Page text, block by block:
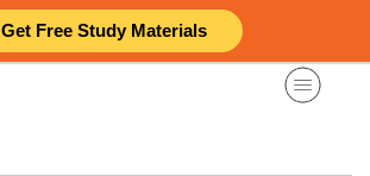
Get Free Study Materials